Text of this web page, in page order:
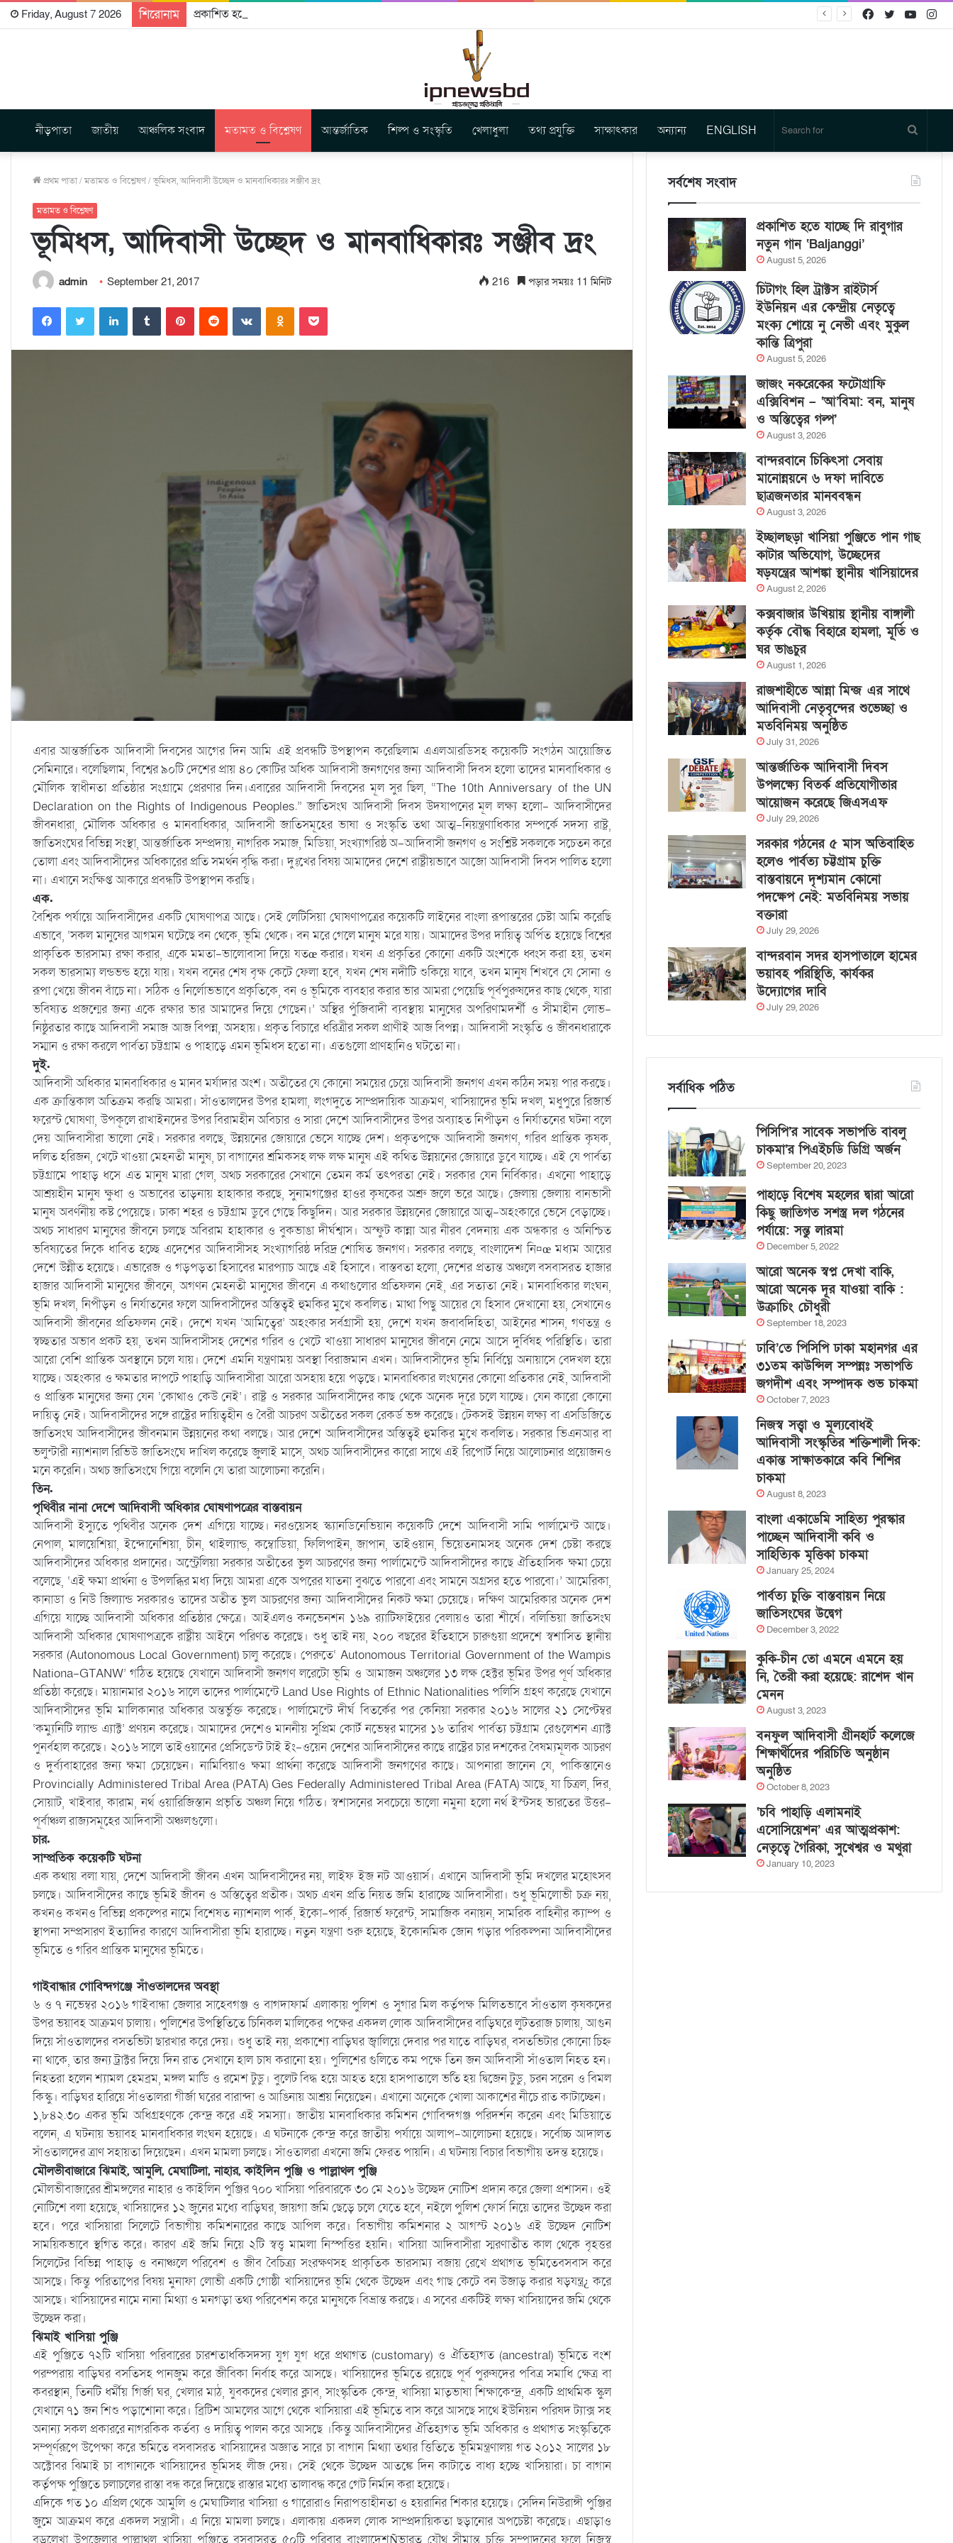
Friday, August 7 2026 শিরোনাম প্রকাশিত হতে যাচ্ছে দি রাবুগার নতুন গান ‘Baljanggi’ Twitter
Facebook
নীড়পাতা জাতীয় আঞ্চলিক সংবাদ মতামত ও বিশ্লেষণ আন্তর্জাতিক শিল্প ও সংস্কৃতি খেলাধুলা তথ্য প্রযুক্তি সাক্ষাৎকার অন্যান্য ENGLISH
for
প্রথম পাতা/মতামত ও বিশ্লেষণ/ভূমিধস, আদিবাসী উচ্ছেদ ও মানবাধিকারঃ সঞ্জীব দ্রং
মতামত ও বিশ্লেষণ
ভূমিধস, আদিবাসী উচ্ছেদ ও মানবাধিকারঃ সঞ্জীব দ্রং
admin September 21, 2017 216 পড়ার সময়ঃ 11 মিনিট
এবার আন্তর্জাতিক আদিবাসী দিবসের আগের দিন আমি এই প্রবন্ধটি উপস্থাপন করেছিলাম এএলআরডিসহ কয়েকটি সংগঠন আয়োজিত
সেমিনারে। বলেছিলাম, বিশ্বের ৯০টি দেশের প্রায় ৪০ কোটির অধিক আদিবাসী জনগণের জন্য আদিবাসী দিবস হলো তাদের মানবাধিকার ও
মৌলিক স্বাধীনতা প্রতিষ্ঠার সংগ্রামে প্রেরণার দিন।এবারের আদিবাসী দিবসের মূল সুর ছিল, “The 10th Anniversary of the UN
Declaration on the Rights of Indigenous Peoples.” জাতিসংঘ আদিবাসী দিবস উদযাপনের মূল লক্ষ্য হলো- আদিবাসীদের
জীবনধারা, মৌলিক অধিকার ও মানবাধিকার, আদিবাসী জাতিসমূহের ভাষা ও সংস্কৃতি তথা আত্ম-নিয়ন্ত্রণাধিকার সম্পর্কে সদস্য রাষ্ট্র,
জাতিসংঘের বিভিন্ন সংস্থা, আন্তর্জাতিক সম্প্রদায়, নাগরিক সমাজ, মিডিয়া, সংখ্যাগরিষ্ঠ অ-আদিবাসী জনগণ ও সংশ্লিষ্ট সকলকে সচেতন করে
তোলা এবং আদিবাসীদের অধিকারের প্রতি সমর্থন বৃদ্ধি করা। দুঃখের বিষয় আমাদের দেশে রাষ্ট্রীয়ভাবে আজো আদিবাসী দিবস পালিত হলো
না। এখানে সংক্ষিপ্ত আকারে প্রবন্ধটি উপস্থাপন করছি।
এক.
বৈশ্বিক পর্যায়ে আদিবাসীদের একটি ঘোষণাপত্র আছে। সেই লেটিসিয়া ঘোষণাপত্রের কয়েকটি লাইনের বাংলা রূপান্তরের চেষ্টা আমি করেছি
এভাবে, ‘সকল মানুষের আগমন ঘটেছে বন থেকে, ভূমি থেকে। বন মরে গেলে মানুষ মরে যায়। আমাদের উপর দায়িত্ব অর্পিত হয়েছে বিশ্বের
প্রাকৃতিক ভারসাম্য রক্ষা করার, একে মমতা-ভালোবাসা দিয়ে যতœ করার। যখন এ প্রকৃতির কোনো একটি অংশকে ধ্বংস করা হয়, তখন
সকল ভারসাম্য লন্ডভন্ড হয়ে যায়। যখন বনের শেষ বৃক্ষ কেটে ফেলা হবে, যখন শেষ নদীটি শুকিয়ে যাবে, তখন মানুষ শিখবে যে সোনা ও
রূপা খেয়ে জীবন বাঁচে না। সঠিক ও নির্লোভভাবে প্রকৃতিকে, বন ও ভূমিকে ব্যবহার করার ভার আমরা পেয়েছি পূর্বপুরুষদের কাছ থেকে, যারা
ভবিষ্যত প্রজন্মের জন্য একে রক্ষার ভার আমাদের দিয়ে গেছেন।’ অস্থির পুঁজিবাদী ব্যবস্থায় মানুষের অপরিণামদর্শী ও সীমাহীন লোভ-
নিষ্ঠুরতার কাছে আদিবাসী সমাজ আজ বিপন্ন, অসহায়। প্রকৃত বিচারে ধরিত্রীর সকল প্রাণীই আজ বিপন্ন। আদিবাসী সংস্কৃতি ও জীবনধারাকে
সম্মান ও রক্ষা করলে পার্বত্য চট্টগ্রাম ও পাহাড়ে এমন ভূমিধস হতো না। এতগুলো প্রাণহানিও ঘটতো না।
দুই.
আদিবাসী অধিকার মানবাধিকার ও মানব মর্যাদার অংশ। অতীতের যে কোনো সময়ের চেয়ে আদিবাসী জনগণ এখন কঠিন সময় পার করছে।
এক ক্রান্তিকাল অতিক্রম করছি আমরা। সাঁওতালদের উপর হামলা, লংগদুতে সাম্প্রদায়িক আক্রমণ, খাসিয়াদের ভূমি দখল, মধুপুরে রিজার্ভ
ফরেস্ট ঘোষণা, উপকূলে রাখাইনদের উপর বিরামহীন অবিচার ও সারা দেশে আদিবাসীদের উপর অব্যাহত নিপীড়ন ও নির্যাতনের ঘটনা বলে
দেয় আদিবাসীরা ভালো নেই। সরকার বলছে, উন্নয়নের জোয়ারে ভেসে যাচ্ছে দেশ। প্রকৃতপক্ষে আদিবাসী জনগণ, গরিব প্রান্তিক কৃষক,
দলিত হরিজন, খেটে খাওয়া মেহনতী মানুষ, চা বাগানের শ্রমিকসহ লক্ষ লক্ষ মানুষ এই কথিত উন্নয়নের জোয়ারে ডুবে যাচ্ছে। এই যে পার্বত্য
চট্টগ্রামে পাহাড় ধসে এত মানুষ মারা গেল, অথচ সরকারের সেখানে তেমন কর্ম তৎপরতা নেই। সরকার যেন নির্বিকার। এখনো পাহাড়ে
আশ্রয়হীন মানুষ ক্ষুধা ও অভাবের তাড়নায় হাহাকার করছে, সুনামগঞ্জের হাওর কৃষকের অশ্রু জলে ভরে আছে। জেলায় জেলায় বানভাসী
মানুষ অবর্ণনীয় কষ্ট পেয়েছে। ঢাকা শহর ও চট্টগ্রাম ডুবে গেছে কিছুদিন। আর সরকার উন্নয়নের জোয়ারে আত্ম-অহংকারে ভেসে বেড়াচ্ছে।
অথচ সাধারণ মানুষের জীবনে চলছে অবিরাম হাহাকার ও বুকভাঙা দীর্ঘশ্বাস। অস্ফুট কান্না আর নীরব বেদনায় এক অন্ধকার ও অনিশ্চিত
ভবিষ্যতের দিকে ধাবিত হচ্ছে এদেশের আদিবাসীসহ সংখ্যাগরিষ্ঠ দরিদ্র শোষিত জনগণ। সরকার বলছে, বাংলাদেশ নি¤œ মধ্যম আয়ের
দেশে উন্নীত হয়েছে। এভারেজ ও গড়পড়তা হিসাবের মারপ্যাচ আছে এই হিসাবে। বাস্তবতা হলো, দেশের প্রত্যন্ত অঞ্চলে বসবাসরত হাজার
হাজার আদিবাসী মানুষের জীবনে, অগণন মেহনতী মানুষের জীবনে এ কথাগুলোর প্রতিফলন নেই, এর সত্যতা নেই। মানবাধিকার লংঘন,
ভূমি দখল, নিপীড়ন ও নির্যাতনের ফলে আদিবাসীদের অস্তিত্বই হুমকির মুখে কবলিত। মাথা পিছু আয়ের যে হিসাব দেখানো হয়, সেখানেও
আদিবাসী জীবনের প্রতিফলন নেই। দেশে যখন ‘আমিত্বের’ অহংকার সর্বগ্রাসী হয়, দেশে যখন জবাবদিহিতা, আইনের শাসন, গণতন্ত্র ও
স্বচ্ছতার অভাব প্রকট হয়, তখন আদিবাসীসহ দেশের গরিব ও খেটে খাওয়া সাধারণ মানুষের জীবনে নেমে আসে দুর্বিষহ পরিস্থিতি। তারা
আরো বেশি প্রান্তিক অবস্থানে চলে যায়। দেশে এমনি যন্ত্রণাময় অবস্থা বিরাজমান এখন। আদিবাসীদের ভূমি নির্বিঘ্নে অনায়াসে বেদখল হয়ে
যাচ্ছে। অহংকার ও ক্ষমতার দাপটে পাহাড়ি আদিবাসীরা আরো অসহায় হয়ে পড়ছে। মানবাধিকার লংঘনের কোনো প্রতিকার নেই, আদিবাসী
ও প্রান্তিক মানুষের জন্য যেন ‘কোথাও কেউ নেই’। রাষ্ট্র ও সরকার আদিবাসীদের কাছ থেকে অনেক দূরে চলে যাচ্ছে। যেন কারো কোনো
দায়িত্ব নেই। আদিবাসীদের সঙ্গে রাষ্ট্রের দায়িত্বহীন ও বৈরী আচরণ অতীতের সকল রেকর্ড ভঙ্গ করেছে। টেকসই উন্নয়ন লক্ষ্য বা এসডিজিতে
জাতিসংঘ আদিবাসীদের জীবনমান উন্নয়নের কথা বলছে। আর দেশে আদিবাসীদের অস্তিত্বই হুমকির মুখে কবলিত। সরকার ভিএনআর বা
ভলুন্টারী ন্যাশনাল রিভিউ জাতিসংঘে দাখিল করেছে জুলাই মাসে, অথচ আদিবাসীদের কারো সাথে এই রিপোর্ট নিয়ে আলোচনার প্রয়োজনও
মনে করেনি। অথচ জাতিসংঘে গিয়ে বলেনি যে তারা আলোচনা করেনি।
তিন.
পৃথিবীর নানা দেশে আদিবাসী অধিকার ঘোষণাপত্রের বাস্তবায়ন
আদিবাসী ইস্যুতে পৃথিবীর অনেক দেশ এগিয়ে যাচ্ছে। নরওয়েসহ স্ক্যানডিনেভিয়ান কয়েকটি দেশে আদিবাসী সামি পার্লামেন্ট আছে।
নেপাল, মালয়েশিয়া, ইন্দোনেশিয়া, চীন, থাইল্যান্ড, কম্বোডিয়া, ফিলিপাইন, জাপান, তাইওয়ান, ভিয়েতনামসহ অনেক দেশ চেষ্টা করছে
আদিবাসীদের অধিকার প্রদানের। অস্ট্রেলিয়া সরকার অতীতের ভুল আচরণের জন্য পার্লামেন্টে আদিবাসীদের কাছে ঐতিহাসিক ক্ষমা চেয়ে
বলেছে, ‘এই ক্ষমা প্রার্থনা ও উপলব্ধির মধ্য দিয়ে আমরা একে অপরের যাতনা বুঝতে পারবো এবং সামনে অগ্রসর হতে পারবো।’ আমেরিকা,
কানাডা ও নিউ জিল্যান্ড সরকারও তাদের অতীত ভুল আচরণের জন্য আদিবাসীদের নিকট ক্ষমা চেয়েছে। দক্ষিণ আমেরিকার অনেক দেশ
এগিয়ে যাচ্ছে আদিবাসী অধিকার প্রতিষ্ঠার ক্ষেত্রে। আইএলও কনভেনশন ১৬৯ র‌্যাটিফাইয়ের বেলায়ও তারা শীর্ষে। বলিভিয়া জাতিসংঘ
আদিবাসী অধিকার ঘোষণাপত্রকে রাষ্ট্রীয় আইনে পরিণত করেছে। শুধু তাই নয়, ২০০ বছরের ইতিহাসে চারুগুয়া প্রদেশে স্বশাসিত স্থানীয়
সরকার (Autonomous Local Government) চালু করেছে। পেরুতে‘ Autonomous Territorial Government of the Wampis
Nationa-GTANW’ গঠিত হয়েছে যেখানে আদিবাসী জনগণ লরেটো ভূমি ও আমাজন অঞ্চলের ১৩ লক্ষ হেক্টর ভূমির উপর পূর্ণ অধিকার
প্রতিষ্ঠা করেছে। মায়ানমার ২০১৬ সালে তাদের পার্লামেন্টে Land Use Rights of Ethnic Nationalities পলিসি গ্রহণ করেছে যেখানে
আদিবাসীদের ভূমি মালিকানার অধিকার অন্তর্ভুক্ত করেছে। পার্লামেন্টে দীর্ঘ বিতর্কের পর কেনিয়া সরকার ২০১৬ সালের ২১ সেপ্টেম্বর
‘কম্যুনিটি ল্যান্ড এ্যাক্ট’ প্রণয়ন করেছে। আমাদের দেশেও মাননীয় সুপ্রিম কোর্ট নভেম্বর মাসের ১৬ তারিখ পার্বত্য চট্টগ্রাম রেগুলেশন এ্যাক্ট
পুনর্বহাল করেছে। ২০১৬ সালে তাইওয়ানের প্রেসিডেন্ট টাই ইং-ওয়েন দেশের আদিবাসীদের কাছে রাষ্ট্রের চার দশকের বৈষম্যমূলক আচরণ
ও দুর্ব্যবাহারের জন্য ক্ষমা চেয়েছেন। নামিবিয়াও ক্ষমা প্রার্থনা করেছে আদিবাসী জনগণের কাছে। আপনারা জানেন যে, পাকিস্তানেও
Provincially Administered Tribal Area (PATA) Ges Federally Administered Tribal Area (FATA) আছে, যা চিত্রল, দির,
সোয়াট, খাইবার, কারাম, নর্থ ওয়ারিজিস্তান প্রভৃতি অঞ্চল নিয়ে গঠিত। স্বশাসনের সবচেয়ে ভালো নমুনা হলো নর্থ ইস্টসহ ভারতের উত্তর-
পূর্বাঞ্চল রাজ্যসমূহের আদিবাসী অঞ্চলগুলো।
চার.
সাম্প্রতিক কয়েকটি ঘটনা
এক কথায় বলা যায়, দেশে আদিবাসী জীবন এখন আদিবাসীদের নয়, লাইফ ইজ নট আওয়ার্স। এখানে আদিবাসী ভূমি দখলের মহোৎসব
চলছে। আদিবাসীদের কাছে ভূমিই জীবন ও অস্তিত্বের প্রতীক। অথচ এখন প্রতি নিয়ত জমি হারাচ্ছে আদিবাসীরা। শুধু ভূমিলোভী চক্র নয়,
কখনও কখনও বিভিন্ন প্রকল্পের নামে বিশেষত ন্যাশনাল পার্ক, ইকো-পার্ক, রিজার্ভ ফরেস্ট, সামাজিক বনায়ন, সামরিক বাহিনীর ক্যাম্প ও
স্থাপনা সম্প্রসারণ ইত্যাদির কারণে আদিবাসীরা ভূমি হারাচ্ছে। নতুন যন্ত্রণা শুরু হয়েছে, ইকোনমিক জোন গড়ার পরিকল্পনা আদিবাসীদের
ভূমিতে ও গরিব প্রান্তিক মানুষের ভূমিতে।
গাইবান্ধার গোবিন্দগঞ্জে সাঁওতালদের অবস্থা
৬ ও ৭ নভেম্বর ২০১৬ গাইবান্ধা জেলার সাহেবগঞ্জ ও বাগদাফার্ম এলাকায় পুলিশ ও সুগার মিল কর্তৃপক্ষ মিলিতভাবে সাঁওতাল কৃষকদের
উপর ভয়াবহ আক্রমণ চালায়। পুলিশের উপস্থিতিতে চিনিকল মালিকের পক্ষের একদল লোক আদিবাসীদের বাড়িঘরে লুটতরাজ চালায়, আগুন
দিয়ে সাঁওতালদের বসতভিটা ছারখার করে দেয়। শুধু তাই নয়, প্রকাশ্যে বাড়িঘর জ্বালিয়ে দেবার পর যাতে বাড়িঘর, বসতভিটার কোনো চিহ্ন
না থাকে, তার জন্য ট্রাক্টর দিয়ে দিন রাত সেখানে হাল চাষ করানো হয়। পুলিশের গুলিতে কম পক্ষে তিন জন আদিবাসী সাঁওতাল নিহত হন।
নিহতরা হলেন শ্যামল হেমব্রম, মঙ্গল মার্ডি ও রমেশ টুডু। বুলেট বিদ্ধ হয়ে আহত হয়ে হাসপাতালে ভর্তি হয় দ্বিজেন টুডু, চরন সরেন ও বিমল
কিস্কু। বাড়িঘর হারিয়ে সাঁওতালরা গীর্জা ঘরের বারান্দা ও আঙিনায় আশ্রয় নিয়েছেন। এখানো অনেকে খোলা আকাশের নীচে রাত কাটাচ্ছেন।
১,৮৪২.৩০ একর ভূমি অধিগ্রহণকে কেন্দ্র করে এই সমস্যা। জাতীয় মানবাধিকার কমিশন গোবিন্দগঞ্জ পরিদর্শন করেন এবং মিডিয়াতে
বলেন, এ ঘটনায় ভয়াবহ মানবাধিকার লংঘন হয়েছে। এ ঘটনাকে কেন্দ্র করে জাতীয় পর্যায়ে আলাপ-আলোচনা হয়েছে। সর্বোচ্চ আদালত
সাঁওতালদের ত্রাণ সহায়তা দিয়েছেন। এখন মামলা চলছে। সাঁওতালরা এখনো জমি ফেরত পায়নি। এ ঘটনায় বিচার বিভাগীয় তদন্ত হয়েছে।
মৌলভীবাজারে ঝিমাই, আমুলি, মেঘাটিলা, নাহার, কাইলিন পুঞ্জি ও পাল্লাথল পুঞ্জি
মৌলভীবাজারের শ্রীমঙ্গলের নাহার ও কাইলিন পুঞ্জির ৭০০ খাসিয়া পরিবারকে ৩০ মে ২০১৬ উচ্ছেদ নোটিশ প্রদান করে জেলা প্রশাসন। ওই
নোটিশে বলা হয়েছে, খাসিয়াদের ১২ জুনের মধ্যে বাড়িঘর, জায়গা জমি ছেড়ে চলে যেতে হবে, নইলে পুলিশ ফোর্স নিয়ে তাদের উচ্ছেদ করা
হবে। পরে খাসিয়ারা সিলেটে বিভাগীয় কমিশনারের কাছে আপিল করে। বিভাগীয় কমিশনার ২ আগস্ট ২০১৬ এই উচ্ছেদ নোটিশ
সাময়িকভাবে স্থগিত করে। কারণ এই জমি নিয়ে ২টি স্বত্ত্ব মামলা নিস্পত্তির হয়নি। খাসিয়া আদিবাসীরা স্মরণাতীত কাল থেকে বৃহত্তর
সিলেটের বিভিন্ন পাহাড় ও বনাঞ্চলে পরিবেশ ও জীব বৈচিত্র্য সংরক্ষণসহ প্রাকৃতিক ভারসাম্য বজায় রেখে প্রথাগত ভূমিতেবসবাস করে
আসছে। কিন্তু পরিতাপের বিষয় মুনাফা লোভী একটি গোষ্ঠী খাসিয়াদের ভূমি থেকে উচ্ছেদ এবং গাছ কেটে বন উজাড় করার ষড়যন্ত্র¿ করে
আসছে। খাসিয়াদের নামে নানা মিথ্যা ও মনগড়া তথ্য পরিবেশন করে মানুষকে বিভ্রান্ত করছে। এ সবের একটিই লক্ষ্য খাসিয়াদের জমি থেকে
উচ্ছেদ করা।
ঝিমাই খাসিয়া পুঞ্জি
এই পুঞ্জিতে ৭২টি খাসিয়া পরিবারের চারশতাধকিসদস্য যুগ যুগ ধরে প্রথাগত (customary) ও ঐতিহ্যগত (ancestral) ভূমিতে বংশ
পরম্পরায় বাড়িঘর বসতিসহ পানজুম করে জীবিকা নির্বাহ করে আসছে। খাসিয়াদের ভূমিতে রয়েছে পূর্ব পুরুষদের পবিত্র সমাধি ক্ষেত্র বা
কবরস্থান, তিনটি ধর্মীয় গির্জা ঘর, খেলার মাঠ, যুবকদের খেলার ক্লাব, সাংস্কৃতিক কেন্দ্র, খাসিয়া মাতৃভাষা শিক্ষাকেন্দ্র, একটি প্রাথমিক স্কুল
যেখানে ৭১ জন শিশু পড়াশোনা করে। ব্রিটিশ আমলের আগে থেকে খাসিয়ারা এই ভূমিতে বাস করে আসছে সাথে ইউনিয়ন পরিষদ ট্যাক্স সহ
অনান্য সকল প্রকাররে নাগরকিক কর্তব্য ও দায়িত্ব পালন করে আসছে ।কিন্তু আদিবাসীদের ঐতিহ্যগত ভূমি অধিকার ও প্রথাগত সংস্কৃতিকে
সম্পূর্ণরূপে উপেক্ষা করে ভমিতে বসবাসরত খাসিয়াদের অজ্ঞাত সারে চা বাগান মিথ্যা তথ্যর ত্তিতিতে ভূমিমন্ত্রণালয় গত ২০১২ সালের ১৮
অক্টোবর ঝিমাই চা বাগানকে খাসিয়াদের ভূমিসহ লীজ দেয়। সেই থেকে উচ্ছেদ আতঙ্কে দিন কাটাতে বাধ্য হচ্ছে খাসিয়ারা। চা বাগান
কর্তৃপক্ষ পুঞ্জিতে চলাচলের রাস্তা বন্ধ করে দিয়েছে রাস্তার মধ্যে তালাবদ্ধ করে গেট নির্মান করা হয়েছে।
এদিকে গত ১০ এপ্রিল থেকে আমুলি ও মেঘাটিলার খাসিয়া ও গারোরাও নিরাপত্তাহীনতা ও হয়রানির শিকার হয়েছে। সেদিন নিউরাঙ্গী পুঞ্জির
জুমে আক্রমণ করে একদল সন্ত্রাসী। এ নিয়ে মামলা চলছে। এলাকায় একদল লোক সাম্প্রদায়িকতা ছড়ানোর অপচেষ্টা করেছে। এছাড়াও
বড়লেখা উপজেলার পাল্লাথল খাসিয়া পুঞ্জিতে বসবাসরত ৫০টি পরিবার বাংলাদেশÑভারত যৌথ সীমান্ত চুক্তি সম্পাদনের ফলে নিজস্ব
সর্বশেষ সংবাদ
প্রকাশিত হতে যাচ্ছে দি রাবুগার
নতুন গান ‘Baljanggi’
August 5, 2026
চিটাগং হিল ট্রাক্টস রাইটার্স
ইউনিয়ন এর কেন্দ্রীয় নেতৃত্বে
মংক্য শোয়ে নু নেভী এবং মুকুল
কান্তি ত্রিপুরা
August 5, 2026
জাজং নকরেকের ফটোগ্রাফি
এক্সিবিশন – ‘আ’বিমা: বন, মানুষ
ও অস্তিত্বের গল্প’
August 3, 2026
বান্দরবানে চিকিৎসা সেবায়
মানোন্নয়নে ৬ দফা দাবিতে
ছাত্রজনতার মানববন্ধন
August 3, 2026
ইচ্ছালছড়া খাসিয়া পুঞ্জিতে পান গাছ
কাটার অভিযোগ, উচ্ছেদের
ষড়যন্ত্রের আশঙ্কা স্থানীয় খাসিয়াদের
August 2, 2026
কক্সবাজার উখিয়ায় স্থানীয় বাঙ্গালী
কর্তৃক বৌদ্ধ বিহারে হামলা, মূর্তি ও
ঘর ভাঙচুর
August 1, 2026
রাজশাহীতে আন্না মিন্জ এর সাথে
আদিবাসী নেতৃবৃন্দের শুভেচ্ছা ও
মতবিনিময় অনুষ্ঠিত
July 31, 2026
আন্তর্জাতিক আদিবাসী দিবস
উপলক্ষ্যে বিতর্ক প্রতিযোগীতার
আয়োজন করেছে জিএসএফ
July 29, 2026
সরকার গঠনের ৫ মাস অতিবাহিত
হলেও পার্বত্য চট্টগ্রাম চুক্তি
বাস্তবায়নে দৃশ্যমান কোনো
পদক্ষেপ নেই: মতবিনিময় সভায়
বক্তারা
July 29, 2026
বান্দরবান সদর হাসপাতালে হামের
ভয়াবহ পরিস্থিতি, কার্যকর
উদ্যোগের দাবি
July 29, 2026
সর্বাধিক পঠিত
পিসিপি’র সাবেক সভাপতি বাবলু
চাকমা’র পিএইচডি ডিগ্রি অর্জন
September 20, 2023
পাহাড়ে বিশেষ মহলের দ্বারা আরো
কিছু জাতিগত সশস্ত্র দল গঠনের
পর্যায়ে: সন্তু লারমা
December 5, 2022
আরো অনেক স্বপ্ন দেখা বাকি,
আরো অনেক দূর যাওয়া বাকি :
উক্রাচিং চৌধুরী
September 18, 2023
ঢাবি’তে পিসিপি ঢাকা মহানগর এর
৩১তম কাউন্সিল সম্পন্নঃ সভাপতি
জগদীশ এবং সম্পাদক শুভ চাকমা
October 7, 2023
নিজস্ব সত্ত্বা ও মূল্যবোধই
আদিবাসী সংস্কৃতির শক্তিশালী দিক:
একান্ত সাক্ষাতকারে কবি শিশির
চাকমা
August 8, 2023
বাংলা একাডেমি সাহিত্য পুরস্কার
পাচ্ছেন আদিবাসী কবি ও
সাহিত্যিক মৃত্তিকা চাকমা
January 25, 2024
পার্বত্য চুক্তি বাস্তবায়ন নিয়ে
জাতিসংঘের উদ্বেগ
December 3, 2022
কুকি-চীন তো এমনে এমনে হয়
নি, তৈরী করা হয়েছে: রাশেদ খান
মেনন
August 3, 2023
বনফুল আদিবাসী গ্রীনহার্ট কলেজে
শিক্ষার্থীদের পরিচিতি অনুষ্ঠান
অনুষ্ঠিত
October 8, 2023
‘চবি পাহাড়ি এলামনাই
এসোসিয়েশন’ এর আত্মপ্রকাশ:
নেতৃত্বে গৈরিকা, সুখেশ্বর ও মথুরা
January 10, 2023